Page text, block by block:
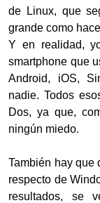
de Linux, que
grande como
Y en realidad,
smartphone que
Android, iOS,
nadie. Todos
Dos, ya que,
ningún miedo.
También hay que
respecto de
resultados, se